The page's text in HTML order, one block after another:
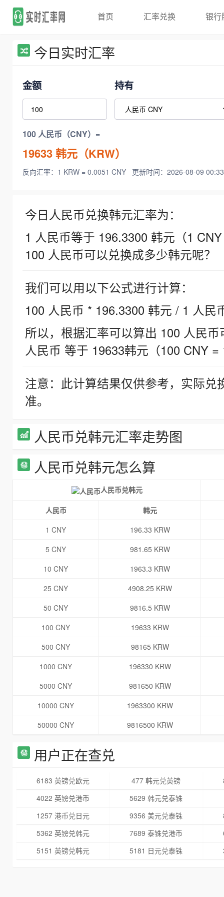
首页 汇率兑换 银行
今日实时汇率
金额 持有
100 人民币（CNY）=
19633韩元（KRW）
反向汇率：1 KRW = 0.0051 CNY 更新时间：2026-08-09
今日人民币兑换韩元汇率为：
1 人民币等于 196.3300 韩元（1
100 人民币可以兑换成多少韩元呢？
我们可以用以下公式进行计算：
100 人民币 * 196.3300 韩元 / 1 人民
所以，根据汇率可以算出 100 人民
人民币 等于 19633韩元（100 CNY =
注意：此计算结果仅供参考，实际
准。
人民币兑韩元汇率走势图
人民币兑韩元怎么算
人民币兑韩元
人民币
韩元
1 CNY
196.33 KRW
5 CNY
981.65 KRW
10 CNY
1963.3 KRW
25 CNY
4908.25 KRW
50 CNY
9816.5 KRW
100 CNY
19633 KRW
500 CNY
98165 KRW
1000 CNY
196330 KRW
5000 CNY
981650 KRW
10000 CNY
1963300 KRW
50000 CNY
9816500 KRW
用户正在查兑
6183 英镑兑欧元 477 韩元兑英镑
4022 英镑兑港币
5629 韩元兑泰铢
1257 港币兑日元
9356 美元兑泰铢
5362 英镑兑韩元
7689 泰铢兑港币
5151 英镑兑韩元
5181 日元兑泰铢